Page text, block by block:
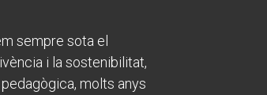
sempre sota el
i la sostenibilitat,
molts anys